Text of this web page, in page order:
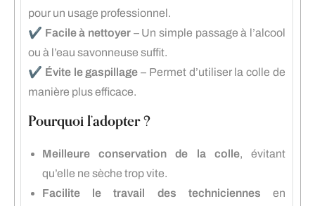
pour un usage professionnel.
✔️ Facile à nettoyer – Un simple passage à l’alcool
ou à l’eau savonneuse suffit.
✔️ Évite le gaspillage – Permet d’utiliser la colle de
manière plus efficace.
Pourquoi l’adopter ?
Meilleure conservation de la colle, évitant
qu’elle ne sèche trop vite.
Facilite le travail des techniciennes en